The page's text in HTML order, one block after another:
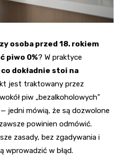
osoba przed 18. rokiem
piwo 0%? W praktyce
co dokładnie stoi na
jest traktowany przez
piw „bezalkoholowych”
jedni mówią, że są dozwolone
powinien odmówić.
zasady, bez zgadywania i
wprowadzić w błąd.